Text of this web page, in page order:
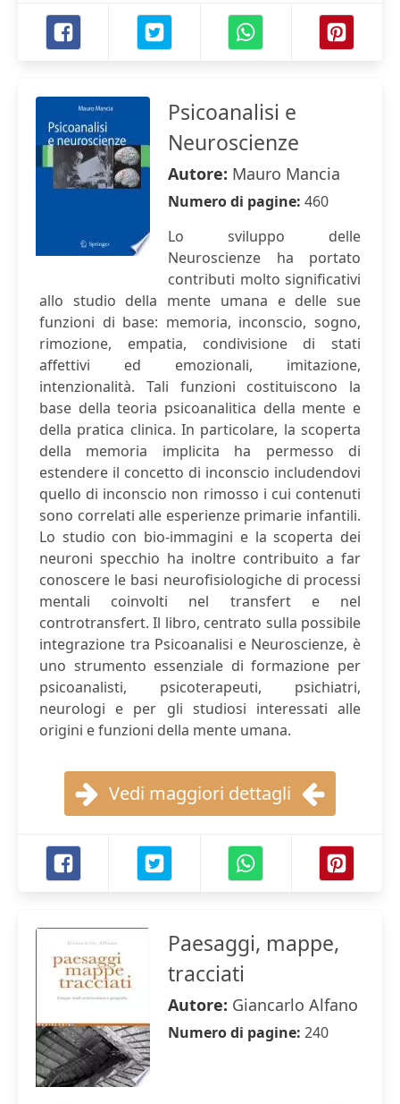
Psicoanalisi e
Neuroscienze
Autore: Mauro Mancia
Numero di pagine: 460
Lo sviluppo delle
Neuroscienze ha portato
contributi molto significativi
allo studio della mente umana e delle sue
funzioni di base: memoria, inconscio, sogno,
rimozione, empatia, condivisione di stati
affettivi ed emozionali, imitazione,
intenzionalità. Tali funzioni costituiscono la
base della teoria psicoanalitica della mente e
della pratica clinica. In particolare, la scoperta
della memoria implicita ha permesso di
estendere il concetto di inconscio includendovi
quello di inconscio non rimosso i cui contenuti
sono correlati alle esperienze primarie infantili.
Lo studio con bio-immagini e la scoperta dei
neuroni specchio ha inoltre contribuito a far
conoscere le basi neurofisiologiche di processi
mentali coinvolti nel transfert e nel
controtransfert. Il libro, centrato sulla possibile
integrazione tra Psicoanalisi e Neuroscienze, è
uno strumento essenziale di formazione per
psicoanalisti, psicoterapeuti, psichiatri,
neurologi e per gli studiosi interessati alle
origini e funzioni della mente umana.
Vedi maggiori dettagli
Paesaggi, mappe,
tracciati
Autore: Giancarlo Alfano
Numero di pagine: 240